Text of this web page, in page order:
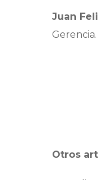
Juan
Otros